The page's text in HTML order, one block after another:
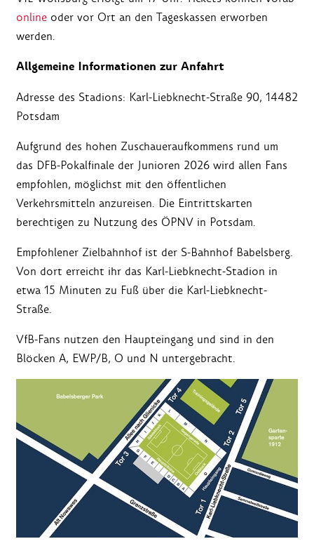
online oder vor Ort an den Tageskassen erworben
werden.
Allgemeine Informationen zur Anfahrt
Adresse des Stadions: Karl-Liebknecht-Straße 90, 14482
Potsdam
Aufgrund des hohen Zuschaueraufkommens rund um
das DFB-Pokalfinale der Junioren 2026 wird allen Fans
empfohlen, möglichst mit den öffentlichen
Verkehrsmitteln anzureisen. Die Eintrittskarten
berechtigen zu Nutzung des ÖPNV in Potsdam.
Empfohlener Zielbahnhof ist der S-Bahnhof Babelsberg.
Von dort erreicht ihr das Karl-Liebknecht-Stadion in
etwa 15 Minuten zu Fuß über die Karl-Liebknecht-
Straße.
VfB-Fans nutzen den Haupteingang und sind in den
Blöcken A, EWP/B, O und N untergebracht.